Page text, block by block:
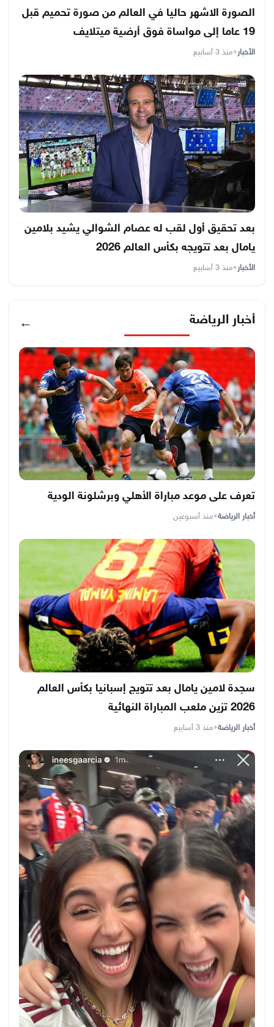
الصورة الاشهر حاليا في العالم من صورة تحميم قبل
19 عاما إلى مواساة فوق أرضية ميتلايف
الأخبار•منذ 3 أسابيع
بعد تحقيق أول لقب له عصام الشوالي يشيد بلامين
يامال بعد تتويجه بكأس العالم 2026
الأخبار•منذ 3 أسابيع
أخبار الرياضة ←
تعرف على موعد مباراة الأهلي وبرشلونة الودية
أخبار الرياضة•منذ أسبوعين
سجدة لامين يامال بعد تتويج إسبانيا بكأس العالم
2026 تزين ملعب المباراة النهائية
أخبار الرياضة•منذ 3 أسابيع